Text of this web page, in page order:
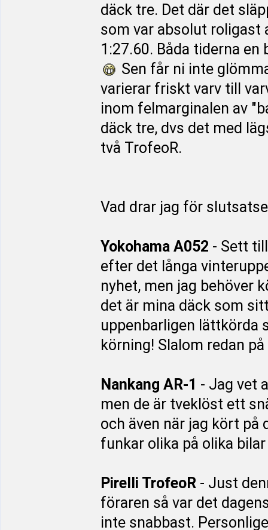
däck tre. Det där det
som var absolut roligast
1:27.60. Båda tiderna
Sen får ni inte
varierar friskt varv till
inom felmarginalen av
däck tre, dvs det med
två TrofeoR.
Vad drar jag för
Yokohama A052 - Sett
efter det långa
nyhet, men jag behöver
det är mina däck som
uppenbarligen lättkörda
körning! Slalom redan
Nankang AR-1 - Jag vet
men de är tveklöst ett
och även när jag kört på
funkar olika på olika
Pirelli TrofeoR - Just
föraren så var det
inte snabbast.